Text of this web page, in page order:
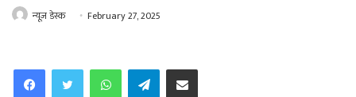
न्यूज़ डेस्क February 27, 2025
WhatsAppTelegramShare via Email